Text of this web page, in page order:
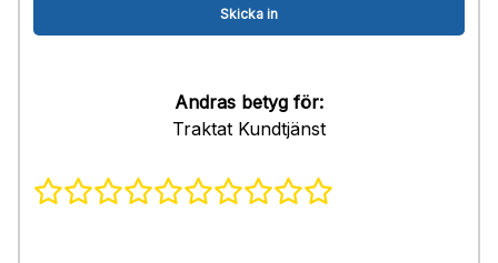
Andras betyg för:
Traktat Kundtjänst